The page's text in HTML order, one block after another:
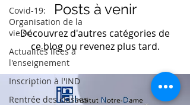
Covid-19:
Organisation de la
vie sc
Actualités liées à
l'enseignement
Inscription à l'IND
Rentrée des classes
Posts à venir
Découvrez d'autres catégories de
ce blog ou revenez plus tard.